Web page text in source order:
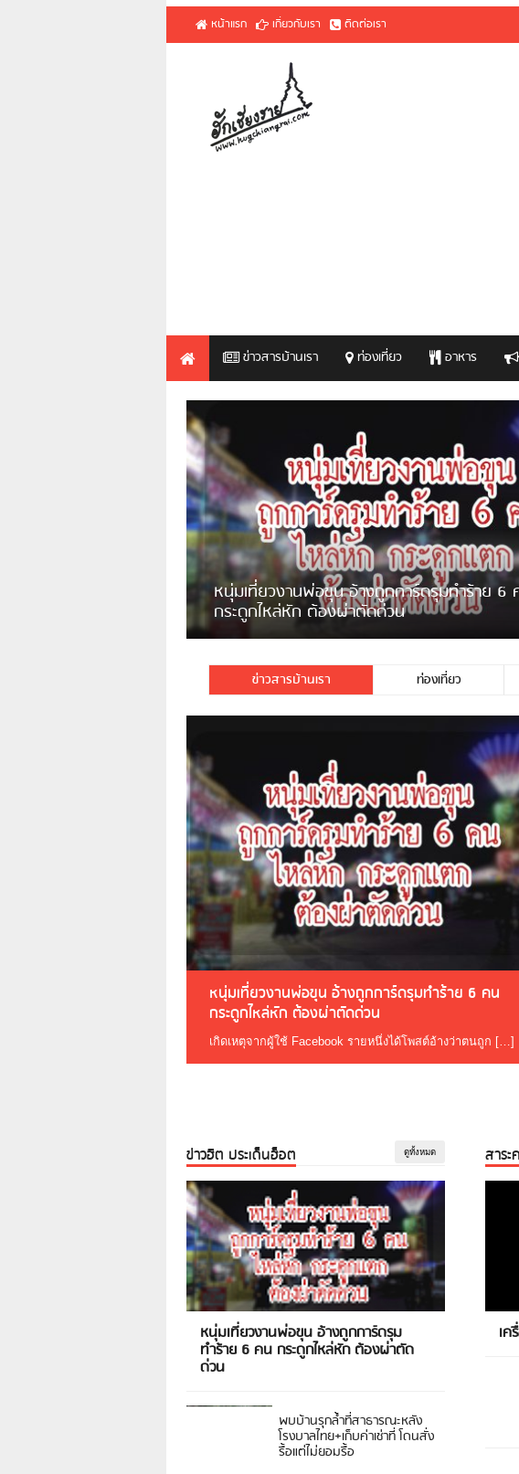
หน้าแรก เกี่ยวกับเรา ติดต่อเรา
ข่าวสารบ้านเรา ท่องเที่ยว อาหาร
หนุ่มเที่ยวงานพ่อขุน อ้างถูกการ์ดรุมทำร้าย 6
กระดูกไหล่หัก ต้องผ่าตัดด่วน
เกิดเหตุจากผู้ใช้ Facebook รายหนึ่งได้โพสต์อ้างว่าตนถูก […]
ข่าวสารบ้านเรา ท่องเที่ยว
หนุ่มเที่ยวงานพ่อขุน อ้างถูกการ์ดรุมทำร้าย 6 คน
กระดูกไหล่หัก ต้องผ่าตัดด่วน
เกิดเหตุจากผู้ใช้ Facebook รายหนึ่งได้โพสต์อ้างว่าตนถูก […]
ข่าวฮิต ประเด็นฮ็อต ดูทั้งหมด
หนุ่มเที่ยวงานพ่อขุน อ้างถูกการ์ดรุม
ทำร้าย 6 คน กระดูกไหล่หัก ต้องผ่าตัด
ด่วน
พบบ้านรุกล้ำที่สาธารณะหลัง
โรงบาลไทย+เก็บค่าเช่าที่ โดนสั่ง
รื้อแต่ไม่ยอมรื้อ
สาระ
เค